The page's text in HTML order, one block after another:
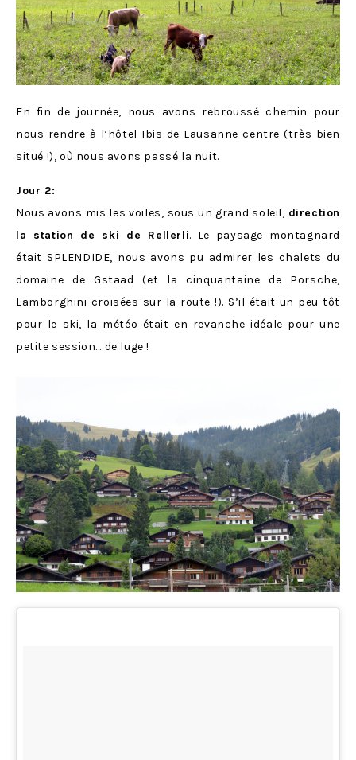
En fin de journée, nous avons rebroussé chemin pour
nous rendre à l’hôtel Ibis de Lausanne centre (très bien
situé !), où nous avons passé la nuit.
Jour 2:
Nous avons mis les voiles, sous un grand soleil, direction
la station de ski de Rellerli. Le paysage montagnard
était SPLENDIDE, nous avons pu admirer les chalets du
domaine de Gstaad (et la cinquantaine de Porsche,
Lamborghini croisées sur la route !). S’il était un peu tôt
pour le ski, la météo était en revanche idéale pour une
petite session… de luge !